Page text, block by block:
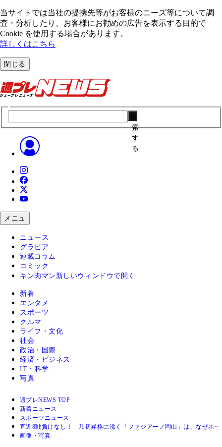
当サイトでは当社の提携先等がお客様のニーズ等について調
査・分析したり、お客様にお勧めの広告を表⽰する⽬的で
Cookie を使⽤する場合があります。
詳しくはこちら
閉じる
索
す
る
メニュ
ニュース
グラビア
連載コラム
コミック
キン肉マン 新しいウィンドウで開く
新着
エンタメ
スポーツ
クルマ
ライフ・文化
社会
政治・国際
経済・ビジネス
IT・科学
写真
週プレNEWS TOP
新着ニュース
スポーツニュース
直近8戦負けなし！ J1初昇格に沸く「ファジアーノ岡山」は、なぜホー
画像・写真